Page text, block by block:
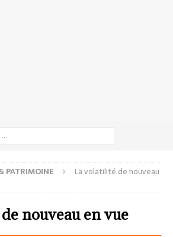
PATRIMOINE
La volatilité de nouveau
nouveau en vue